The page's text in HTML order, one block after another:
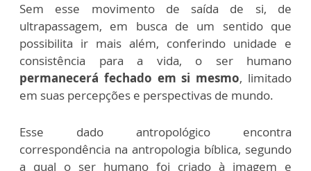
Sem esse movimento de saída de si, de
ultrapassagem, em busca de um sentido que
possibilita ir mais além, conferindo unidade e
consistência para a vida, o ser humano
permanecerá fechado em si mesmo, limitado
em suas percepções e perspectivas de mundo.
Esse dado antropológico encontra
correspondência na antropologia bíblica, segundo
a qual o ser humano foi criado à imagem e